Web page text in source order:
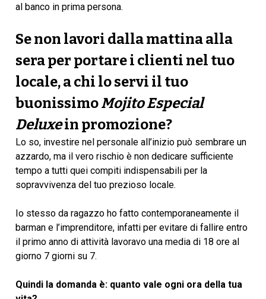
al banco in prima persona.
Se non lavori dalla mattina alla
sera per portare i clienti nel tuo
locale, a chi lo servi il tuo
buonissimoMojito Especial
Deluxein promozione?
Lo so, investire nel personale all’inizio può sembrare un
azzardo, ma il vero rischio è non dedicare sufficiente
tempo a tutti quei compiti indispensabili per la
sopravvivenza del tuo prezioso locale.
Io stesso da ragazzo ho fatto contemporaneamente il
barman e l’imprenditore, infatti per evitare di fallire entro
il primo anno di attività lavoravo una media di 18 ore al
giorno 7 giorni su 7.
Quindi la domanda è: quanto vale ogni ora della tua